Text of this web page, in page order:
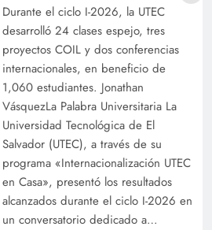
Durante el ciclo I-2026, la UTEC
desarrolló 24 clases espejo, tres
proyectos COIL y dos conferencias
internacionales, en beneficio de
1,060 estudiantes. Jonathan
VásquezLa Palabra Universitaria La
Universidad Tecnológica de El
Salvador (UTEC), a través de su
programa «Internacionalización UTEC
en Casa», presentó los resultados
alcanzados durante el ciclo I-2026 en
un conversatorio dedicado a…